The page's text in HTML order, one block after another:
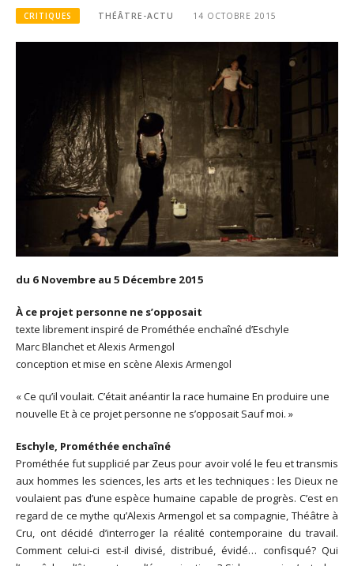
CRITIQUES THÉÂTRE-ACTU 14 OCTOBRE 2015
du 6 Novembre au 5 Décembre 2015
À ce projet personne ne s’opposait
texte librement inspiré de Prométhée enchaîné d’Eschyle
Marc Blanchet et Alexis Armengol
conception et mise en scène Alexis Armengol
« Ce qu’il voulait. C’était anéantir la race humaine En produire une
nouvelle Et à ce projet personne ne s’opposait Sauf moi. »
Eschyle, Prométhée enchaîné
Prométhée fut supplicié par Zeus pour avoir volé le feu et transmis
aux hommes les sciences, les arts et les techniques : les Dieux ne
voulaient pas d’une espèce humaine capable de progrès. C’est en
regard de ce mythe qu’Alexis Armengol et sa compagnie, Théâtre à
Cru, ont décidé d’interroger la réalité contemporaine du travail.
Comment celui-ci est-il divisé, distribué, évidé… confisqué? Qui